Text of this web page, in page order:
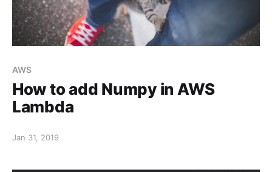
AWS
How to add Numpy in AWS
Lambda
Jan 31, 2019